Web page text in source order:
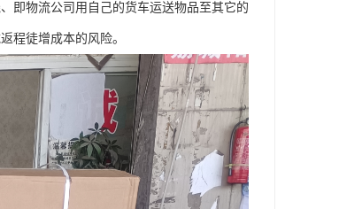
即物流公司用自己的货车运送物品至其它的
程徒增成本的风险。